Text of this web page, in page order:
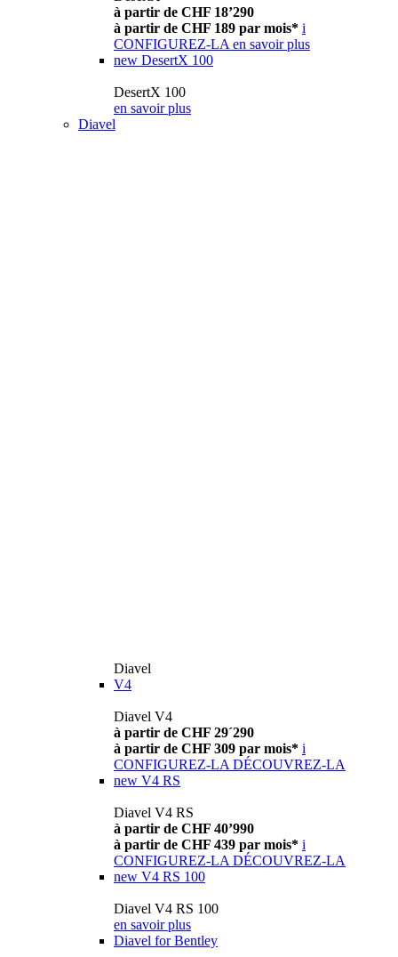
à partir de CHF 18’290
à partir de CHF 189 par mois* i
CONFIGUREZ-LA en savoir plus
new DesertX 100
DesertX 100
en savoir plus
Diavel
Diavel
V4
Diavel V4
à partir de CHF 29´290
à partir de CHF 309 par mois* i
CONFIGUREZ-LA DÉCOUVREZ-LA
new V4 RS
Diavel V4 RS
à partir de CHF 40’990
à partir de CHF 439 par mois* i
CONFIGUREZ-LA DÉCOUVREZ-LA
new V4 RS 100
Diavel V4 RS 100
en savoir plus
Diavel for Bentley